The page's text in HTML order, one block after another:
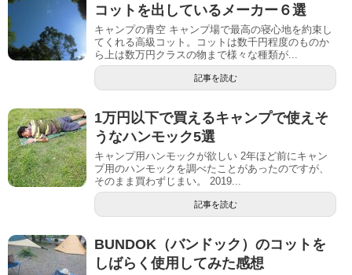
コットを出しているメーカー６選
キャンプの青空 キャンプ場で最高の寝心地を約束し
てくれる高級コット。コットは数千円程度のものか
ら上は数万円クラスの物まで様々な種類が...
記事を読む
1万円以下で買えるキャンプで使えそ
うなハンモック5選
キャンプ用ハンモックが欲しい 2年ほど前にキャン
プ用のハンモックを調べたことがあったのですが、
そのまま買わずじまい。 2019...
記事を読む
BUNDOK（バンドック）のコットを
しばらく使用してみた感想